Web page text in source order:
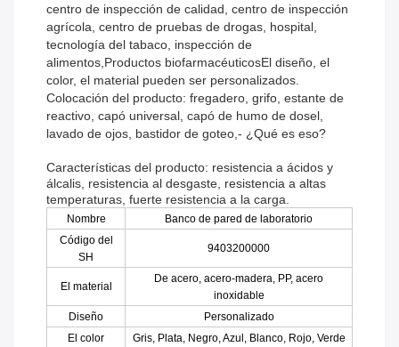
centro de inspección de calidad, centro de inspección
agrícola, centro de pruebas de drogas, hospital,
tecnología del tabaco, inspección de
alimentos,Productos biofarmacéuticosEl diseño, el
color, el material pueden ser personalizados.
Colocación del producto: fregadero, grifo, estante de
reactivo, capó universal, capó de humo de dosel,
lavado de ojos, bastidor de goteo,- ¿Qué es eso?
Características del producto: resistencia a ácidos y
álcalis, resistencia al desgaste, resistencia a altas
temperaturas, fuerte resistencia a la carga.
Nombre
Banco de pared de laboratorio
Código del
SH
9403200000
El material
De acero, acero-madera, PP, acero
inoxidable
Diseño
Personalizado
El color
Gris, Plata, Negro, Azul, Blanco, Rojo, Verde